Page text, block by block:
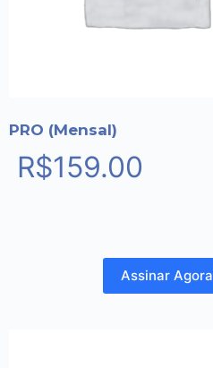
PRO (Mensal)
R$159.00
Assinar Agora